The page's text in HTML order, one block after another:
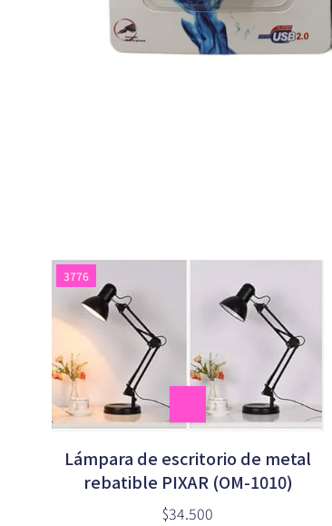
3776
Lámpara de escritorio de metal
rebatible PIXAR (OM-1010)
$34.500